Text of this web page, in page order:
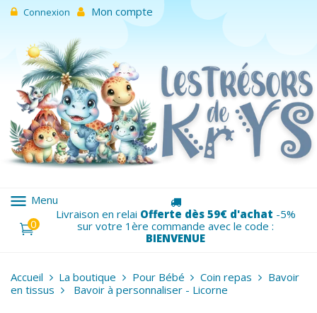
Connexion Mon compte
menu Menu
0
Livraison en relai Offerte dès 59€ d'achat -5%
sur votre 1ère commande avec le code :
BIENVENUE
Accueil La boutique Pour Bébé Coin repas
Bavoir
en tissus
Bavoir à personnaliser - Licorne